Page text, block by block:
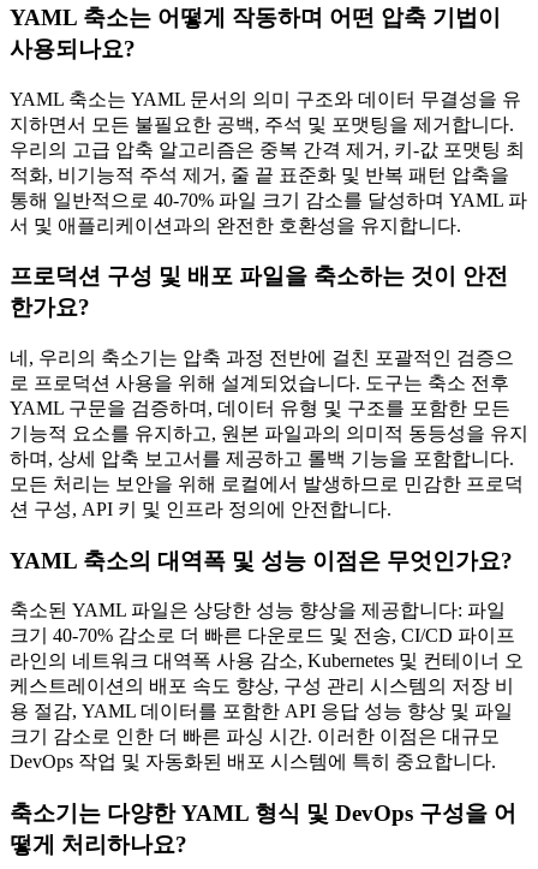
YAML 축소는 어떻게 작동하며 어떤 압축 기법이
사용되나요?
YAML 축소는 YAML 문서의 의미 구조와 데이터 무결성을 유
지하면서 모든 불필요한 공백, 주석 및 포맷팅을 제거합니다.
우리의 고급 압축 알고리즘은 중복 간격 제거, 키-값 포맷팅 최
적화, 비기능적 주석 제거, 줄 끝 표준화 및 반복 패턴 압축을
통해 일반적으로 40-70% 파일 크기 감소를 달성하며 YAML 파
서 및 애플리케이션과의 완전한 호환성을 유지합니다.
프로덕션 구성 및 배포 파일을 축소하는 것이 안전
한가요?
네, 우리의 축소기는 압축 과정 전반에 걸친 포괄적인 검증으
로 프로덕션 사용을 위해 설계되었습니다. 도구는 축소 전후
YAML 구문을 검증하며, 데이터 유형 및 구조를 포함한 모든
기능적 요소를 유지하고, 원본 파일과의 의미적 동등성을 유지
하며, 상세 압축 보고서를 제공하고 롤백 기능을 포함합니다.
모든 처리는 보안을 위해 로컬에서 발생하므로 민감한 프로덕
션 구성, API 키 및 인프라 정의에 안전합니다.
YAML 축소의 대역폭 및 성능 이점은 무엇인가요?
축소된 YAML 파일은 상당한 성능 향상을 제공합니다: 파일
크기 40-70% 감소로 더 빠른 다운로드 및 전송, CI/CD 파이프
라인의 네트워크 대역폭 사용 감소, Kubernetes 및 컨테이너 오
케스트레이션의 배포 속도 향상, 구성 관리 시스템의 저장 비
용 절감, YAML 데이터를 포함한 API 응답 성능 향상 및 파일
크기 감소로 인한 더 빠른 파싱 시간. 이러한 이점은 대규모
DevOps 작업 및 자동화된 배포 시스템에 특히 중요합니다.
축소기는 다양한 YAML 형식 및 DevOps 구성을 어
떻게 처리하나요?